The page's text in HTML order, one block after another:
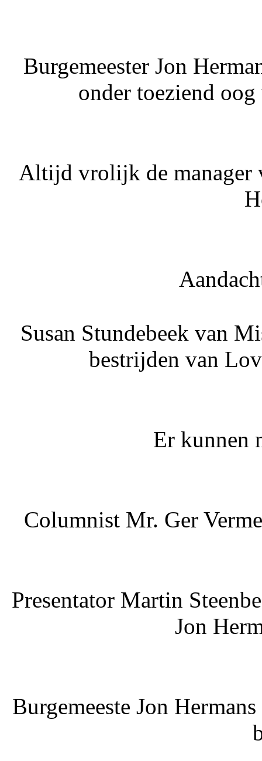
Burgemeester Jon
onder toeziend
Altijd vrolijk de manager
Susan Stundebeek van
bestrijden van
Er kunnen
Columnist Mr. Ger
Presentator Martin
Jon
Burgemeeste Jon